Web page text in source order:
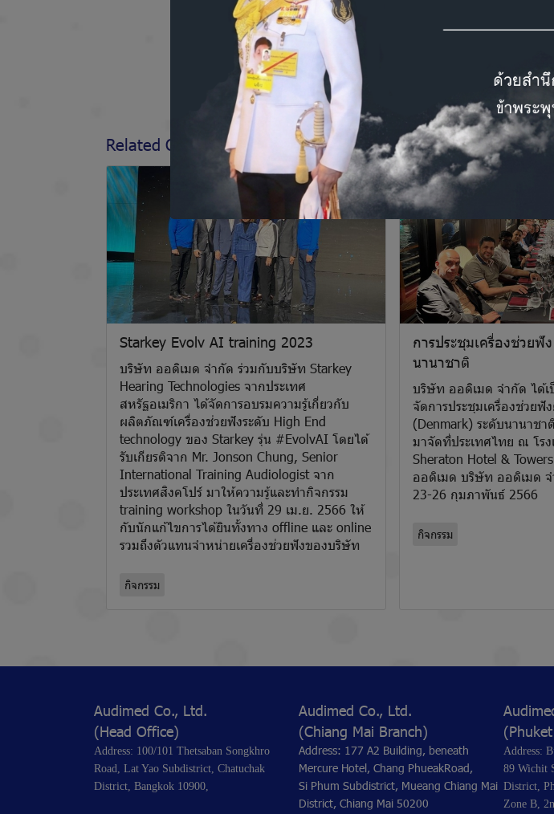
Related Content
Starkey Evolv AI training 2023
บริษัท ออดิเมด จำกัด ร่วมกับบริษัท Starkey
Hearing Technologies จากประเทศ
สหรัฐอเมริกา ได้จัดการอบรมความรู้เกี่ยวกับ
ผลิตภัณฑ์เครื่องช่วยฟังระดับ High End
technology ของ Starkey รุ่น #EvolvAI โดยได้
รับเกียรติจาก Mr. Jonson Chung, Senior
International Training Audiologist จาก
ประเทศสิงคโปร์ มาให้ความรู้และทำกิจกรรม
training workshop ในวันที่ 29 เม.ย. 2566 ให้
กับนักแก้ไขการได้ยินทั้งทาง offline และ online
รวมถึงตัวแทนจำหน่ายเครื่องช่วยฟังของบริษัท
กิจกรรม
การประชุมเครื่องช่วยฟั
นานาชาติ
บริษัท ออดิเมด จำกัด ได้เ
จัดการประชุมเครื่องช่วยฟั
(Denmark) ระดับนานาชา
มาจัดที่ประเทศไทย ณ โรง
Sheraton Hotel &
ออดิเมด บริษัท ออดิเมด จ
23-26 กุมภาพันธ์ 2566
กิจกรรม
Audimed Co., Ltd.
(Head Office)
Address: 100/101 Thetsaban Songkhro
Road, Lat Yao Subdistrict, Chatuchak
District, Bangkok 10900,
Audimed Co., Ltd.
(Chiang Mai Branch)
Address: 177 A2 Building, beneath
Mercure Hotel, Chang PhueakRoad,
Si Phum Subdistrict, Mueang Chiang Mai
District, Chiang Mai 50200
Address:
89 Wichit
District,
Zone B,